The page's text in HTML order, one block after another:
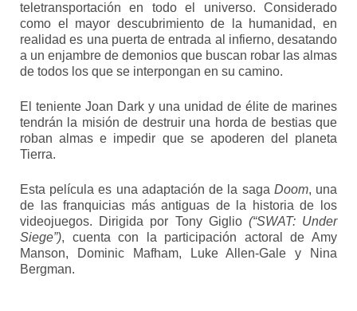
teletransportación en todo el universo. Considerado
como el mayor descubrimiento de la humanidad, en
realidad es una puerta de entrada al infierno, desatando
a un enjambre de demonios que buscan robar las almas
de todos los que se interpongan en su camino.
El teniente Joan Dark y una unidad de élite de marines
tendrán la misión de destruir una horda de bestias que
roban almas e impedir que se apoderen del planeta
Tierra.
Esta película es una adaptación de la saga Doom, una
de las franquicias más antiguas de la historia de los
videojuegos. Dirigida por Tony Giglio (“SWAT: Under
Siege”), cuenta con la participación actoral de Amy
Manson, Dominic Mafham, Luke Allen-Gale y Nina
Bergman.